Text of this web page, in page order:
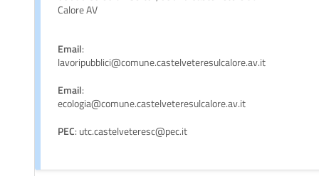
Calore AV
Email:
lavoripubblici@comune.castelveteresulcalore.av.it
Email:
ecologia@comune.castelveteresulcalore.av.it
PEC: utc.castelveteresc@pec.it